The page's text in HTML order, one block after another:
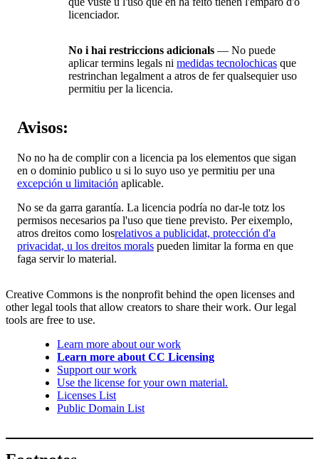
licenciador.
No i hai restriccions adicionals — No puede
aplicar termins legals ni medidas tecnolochicas que
restrinchan legalment a atros de fer qualsequier uso
permitiu per la licencia.
Avisos:
No no ha de complir con a licencia pa los elementos que sigan
en o dominio publico u si lo suyo uso ye permitiu per una
excepción u limitación aplicable.
No se da garra garantía. La licencia podría no dar-le totz los
permisos necesarios pa l'uso que tiene previsto. Per eixemplo,
atros dreitos como losrelativos a publicidat, protección d'a
privacidat, u los dreitos morals pueden limitar la forma en que
faga servir lo material.
Creative Commons is the nonprofit behind the open licenses and
other legal tools that allow creators to share their work. Our legal
tools are free to use.
Learn more about our work
Learn more about CC Licensing
Support our work
Use the license for your own material.
Licenses List
Public Domain List